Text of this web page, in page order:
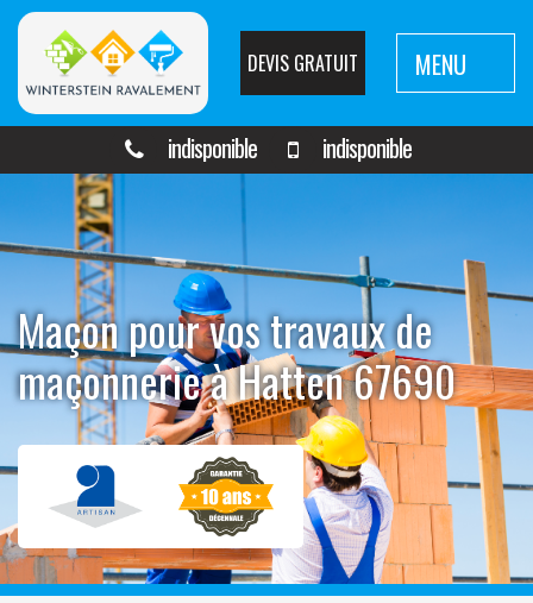
DEVIS GRATUIT MENU
indisponible indisponible
Maçon pour vos travaux de
maçonnerie à Hatten 67690